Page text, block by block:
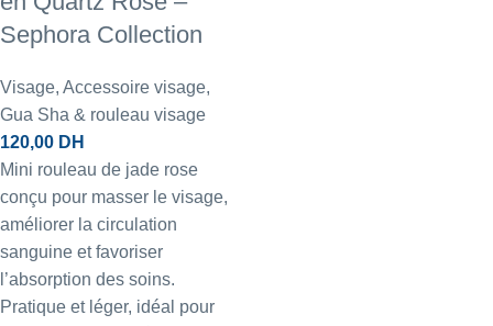
Sephora Collection
Visage, Accessoire visage,
Gua Sha & rouleau visage
120,00 DH
Mini rouleau de jade rose
conçu pour masser le visage,
améliorer la circulation
sanguine et favoriser
l’absorption des soins.
Pratique et léger, idéal pour